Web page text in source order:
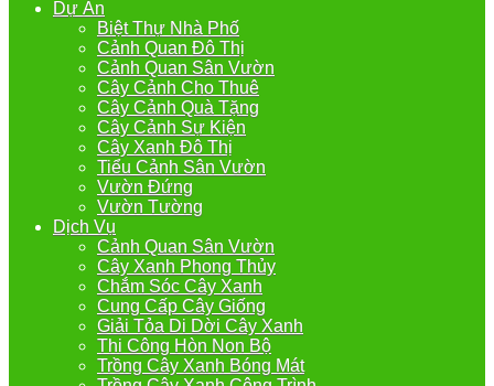
Dự Án
Biệt Thự Nhà Phố
Cảnh Quan Đô Thị
Cảnh Quan Sân Vườn
Cây Cảnh Cho Thuê
Cây Cảnh Quà Tặng
Cây Cảnh Sự Kiện
Cây Xanh Đô Thị
Tiểu Cảnh Sân Vườn
Vườn Đứng
Vườn Tường
Dịch Vụ
Cảnh Quan Sân Vườn
Cây Xanh Phong Thủy
Chắm Sóc Cây Xanh
Cung Cấp Cây Giống
Giải Tỏa Di Dời Cây Xanh
Thi Công Hòn Non Bộ
Trồng Cây Xanh Bóng Mát